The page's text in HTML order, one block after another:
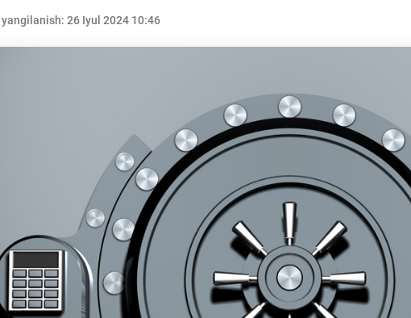
Pul-kredit siyosati va
uning elementlari
Bank xizmatlari
iste'molchilari
huquqlari
Kichik va oʻrta biznes
vakillari uchun onlayn
oʻquv dastur
26 Iyul 2024 10:46